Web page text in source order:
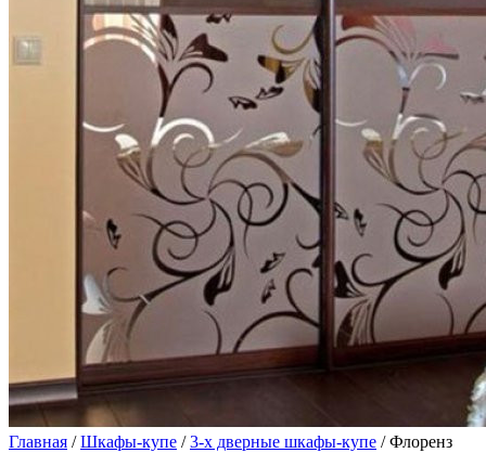
Главная /Шкафы-купе /3-х дверные шкафы-купе / Флоренз